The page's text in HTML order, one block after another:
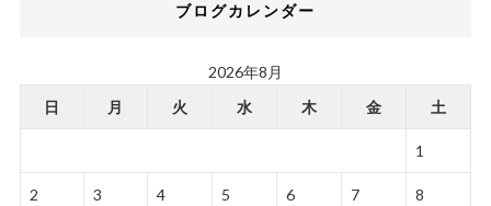
ブログカレンダー
2026年8月
日
月 火 水 木 金 土
1
2 3 4 5 6 7 8